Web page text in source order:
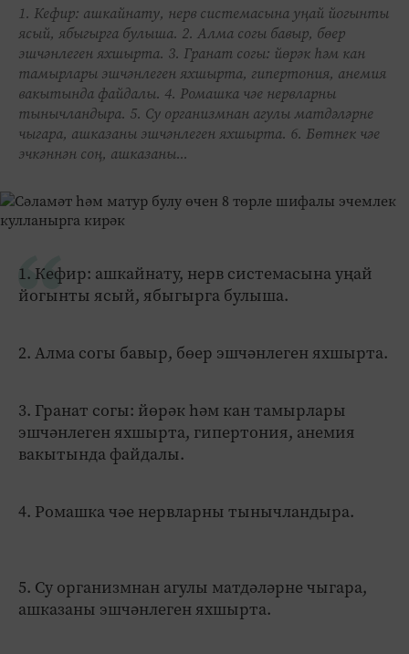
1. Кефир: ашкайнату, нерв системасына уңай йогынты
ясый, ябыгырга булыша. 2. Алма согы бавыр, бөер
эшчәнлеген яхшырта. 3. Гранат согы: йөрәк һәм кан
тамырлары эшчәнлеген яхшырта, гипертония, анемия
вакытында файдалы. 4. Ромашка чәе нервларны
тынычландыра. 5. Су организмнан агулы матдәләрне
чыгара, ашказаны эшчәнлеген яхшырта. 6. Бөтнек чәе
эчкәннән соң, ашказаны...
1. Кефир: ашкайнату, нерв системасына уңай
йогынты ясый, ябыгырга булыша.
2. Алма согы бавыр, бөер эшчәнлеген яхшырта.
3. Гранат согы: йөрәк һәм кан тамырлары
эшчәнлеген яхшырта, гипертония, анемия
вакытында файдалы.
4. Ромашка чәе нервларны тынычландыра.
5. Су организмнан агулы матдәләрне чыгара,
ашказаны эшчәнлеген яхшырта.